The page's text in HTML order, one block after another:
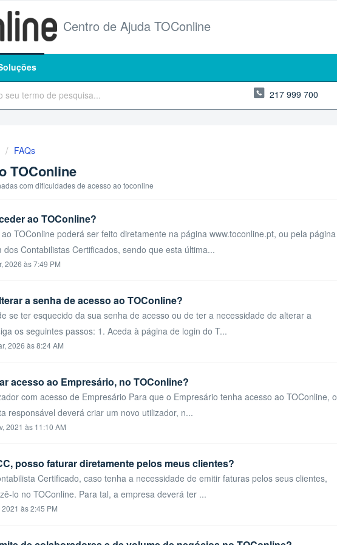
Centro de Ajuda TOConline
217 999 700
FAQs
TOConline
com dificuldades de acesso ao toconline
ao TOConline?
TOConline poderá ser feito diretamente na página www.toconline.pt, ou pela página
dos Contabilistas Certificados, sendo que esta última...
2026 às 7:49 PM
a senha de acesso ao TOConline?
se ter esquecido da sua senha de acesso ou de ter a necessidade de alterar a
os seguintes passos: 1. Aceda à página de login do T...
2026 às 8:24 AM
acesso ao Empresário, no TOConline?
com acesso de Empresário Para que o Empresário tenha acesso ao TOConline, o
responsável deverá criar um novo utilizador, n...
2021 às 11:10 AM
posso faturar diretamente pelos meus clientes?
Certificado, caso tenha a necessidade de emitir faturas pelos seus clientes,
lo no TOConline. Para tal, a empresa deverá ter ...
2021 às 2:45 PM